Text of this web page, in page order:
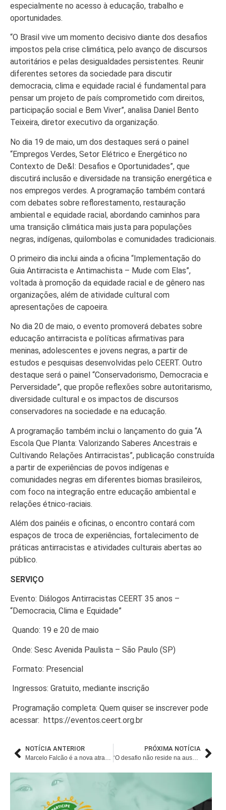
especialmente no acesso à educação, trabalho e
oportunidades.
“O Brasil vive um momento decisivo diante dos desafios
impostos pela crise climática, pelo avanço de discursos
autoritários e pelas desigualdades persistentes. Reunir
diferentes setores da sociedade para discutir
democracia, clima e equidade racial é fundamental para
pensar um projeto de país comprometido com direitos,
participação social e Bem Viver”, analisa Daniel Bento
Teixeira, diretor executivo da organização.
No dia 19 de maio, um dos destaques será o painel
“Empregos Verdes, Setor Elétrico e Energético no
Contexto de De&I: Desafios e Oportunidades”, que
discutirá inclusão e diversidade na transição energética e
nos empregos verdes. A programação também contará
com debates sobre reflorestamento, restauração
ambiental e equidade racial, abordando caminhos para
uma transição climática mais justa para populações
negras, indígenas, quilombolas e comunidades tradicionais.
O primeiro dia inclui ainda a oficina “Implementação do
Guia Antirracista e Antimachista – Mude com Elas”,
voltada à promoção da equidade racial e de gênero nas
organizações, além de atividade cultural com
apresentações de capoeira.
No dia 20 de maio, o evento promoverá debates sobre
educação antirracista e políticas afirmativas para
meninas, adolescentes e jovens negras, a partir de
estudos e pesquisas desenvolvidas pelo CEERT. Outro
destaque será o painel “Conservadorismo, Democracia e
Perversidade”, que propõe reflexões sobre autoritarismo,
diversidade cultural e os impactos de discursos
conservadores na sociedade e na educação.
A programação também inclui o lançamento do guia “A
Escola Que Planta: Valorizando Saberes Ancestrais e
Cultivando Relações Antirracistas”, publicação construída
a partir de experiências de povos indígenas e
comunidades negras em diferentes biomas brasileiros,
com foco na integração entre educação ambiental e
relações étnico-raciais.
Além dos painéis e oficinas, o encontro contará com
espaços de troca de experiências, fortalecimento de
práticas antirracistas e atividades culturais abertas ao
público.
SERVIÇO
Evento: Diálogos Antirracistas CEERT 35 anos –
“Democracia, Clima e Equidade”
Quando: 19 e 20 de maio
Onde: Sesc Avenida Paulista – São Paulo (SP)
Formato: Presencial
Ingressos: Gratuito, mediante inscrição
Programação completa: Quem quiser se inscrever pode
acessar: https://eventos.ceert.org.br
NOTÍCIA ANTERIOR
Marcelo Falcão é a nova atração confirmada do Festival Timbre 2026
PRÓXIMA NOTÍCIA
‘O desafio não reside na ausência de normas, mas na implementação’, afirma advogada sobre apostas no Brasil